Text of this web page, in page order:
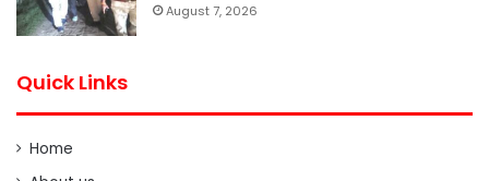
August 7, 2026
Quick Links
Home